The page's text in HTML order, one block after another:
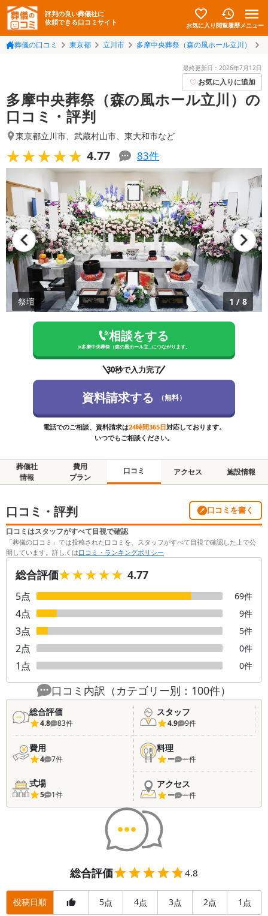
評判の良い葬儀社に
依頼できる口コミサイト
お気に入り閲覧履歴メニュー
葬儀の口コミ 東京都 立川市 多摩中央葬祭（森の風ホール立川）
最終更新日： 2026年7月12日
お気に入りに追加
多摩中央葬祭（森の風ホール立川）の
口コミ・評判
東京都立川市、 武蔵村山市、 東大和市など
★★★★★
★★★★★ 4.77 83件
祭壇 1 / 8
相談をする
※多摩中央葬祭（森の風ホール立...につながります。
30秒で入力完了
資料請求する （無料）
電話でのご相談、資料請求は24時間365日対応しております。
いつでもご相談ください。
葬儀社
情報
費用
プラン
口コミ アクセス 施設情報
口コミ・評判 口コミを書く
口コミはスタッフがすべて目視で確認
「葬儀の口コミ」では投稿された口コミを、スタッフがすべて目視で確認した上で公
開しています。詳しくは口コミ・ランキングポリシー
総合評価★★★★★
★★★★★ 4.77
5点 69件
4点 9件
3点 5件
2点 0件
1 点 0件
口コミ内訳（カテゴリー別： 100件）
総合評価
4.8 83件
スタッフ
4.9 9件
費用
4 7件
料理
ー ー件
式場
5 1件
アクセス
ー ー件
総合評価 4.8
投稿日順 5点 4点 3点 2点 1 点